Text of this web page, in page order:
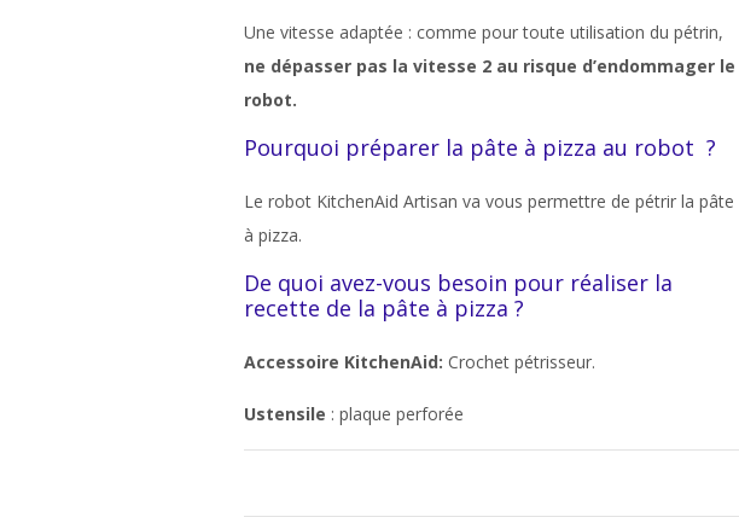
Une vitesse adaptée : comme pour toute utilisation du pétrin,
ne dépasser pas la vitesse 2 au risque d’endommager le
robot.
Pourquoi préparer la pâte à pizza au robot ?
Le robot KitchenAid Artisan va vous permettre de pétrir la pâte
à pizza.
De quoi avez-vous besoin pour réaliser la
recette de la pâte à pizza ?
Accessoire KitchenAid: Crochet pétrisseur.
Ustensile : plaque perforée